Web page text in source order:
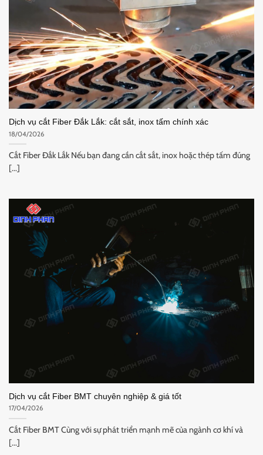
Dịch vụ cắt Fiber Đắk Lắk: cắt sắt, inox tấm chính xác
18/04/2026
Cắt Fiber Đắk Lắk Nếu bạn đang cần cắt sắt, inox hoặc thép tấm đúng
[...]
Dịch vụ cắt Fiber BMT chuyên nghiệp & giá tốt
17/04/2026
Cắt Fiber BMT Cùng với sự phát triển mạnh mẽ của ngành cơ khí và
[...]